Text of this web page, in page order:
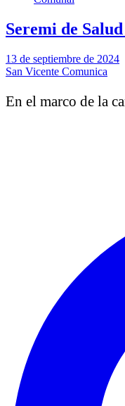
Seremi de
13 de septiembre de 2024
San Vicente Comunica
En el marco de la